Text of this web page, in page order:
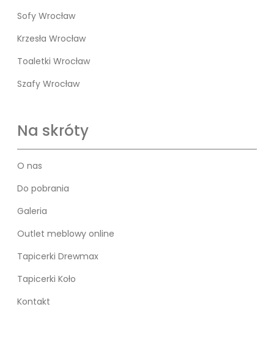
Sofy Wrocław
Krzesła Wrocław
Toaletki Wrocław
Szafy Wrocław
Na skróty
O nas
Do pobrania
Galeria
Outlet meblowy online
Tapicerki Drewmax
Tapicerki Koło
Kontakt